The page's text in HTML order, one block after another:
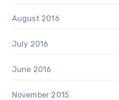
August 2016
July 2016
June 2016
November 2015